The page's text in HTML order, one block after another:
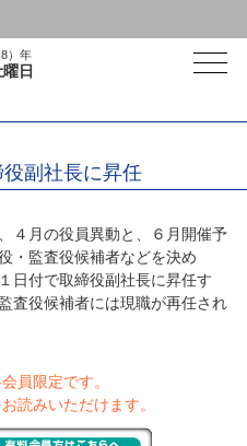
）年
日
副社長に昇任
４月の役員異動と、６月開催予
・監査役候補者などを決め
日付で取締役副社長に昇任す
査役候補者には現職が再任され
員限定です。
読みいただけます。